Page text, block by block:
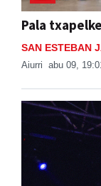
Pala
SAN ESTEBAN
Aiurri abu 09,